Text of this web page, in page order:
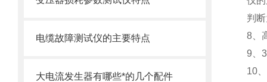
电缆故障测试仪的主要特点
大电流发生器有哪些*的几个配件
判
8
9
10